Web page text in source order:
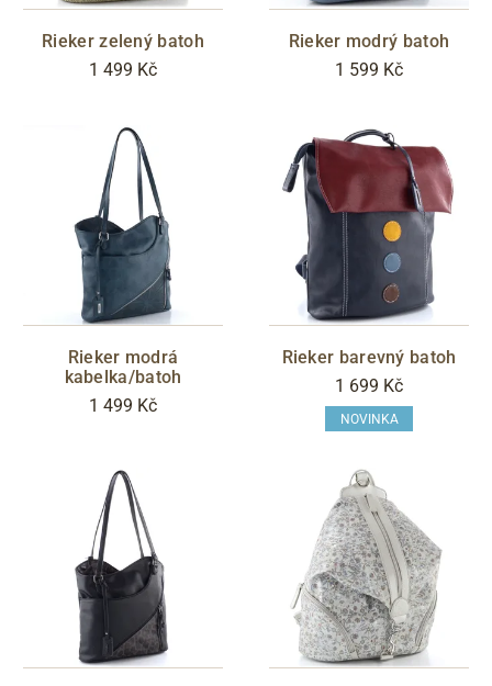
Rieker zelený batoh
1 499 Kč
Rieker modrý batoh
1 599 Kč
Rieker modrá
kabelka/batoh
1 499 Kč
Rieker barevný batoh
1 699 Kč
NOVINKA